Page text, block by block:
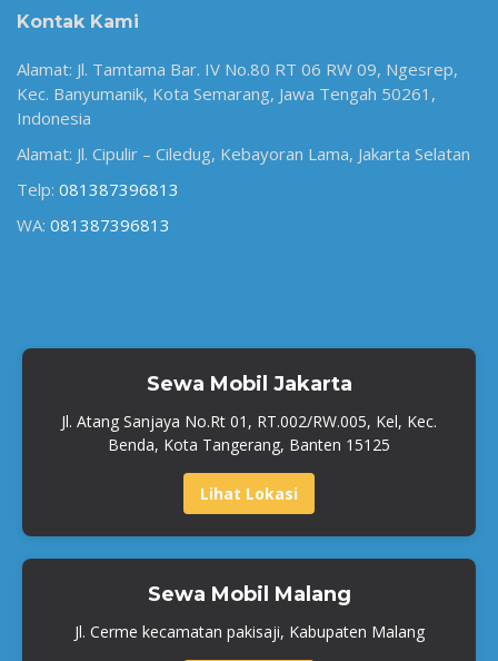
Kontak Kami
Alamat: Jl. Tamtama Bar. IV No.80 RT 06 RW 09, Ngesrep,
Kec. Banyumanik, Kota Semarang, Jawa Tengah 50261,
Indonesia
Alamat: Jl. Cipulir – Ciledug, Kebayoran Lama, Jakarta Selatan
Telp: 081387396813
WA: 081387396813
Sewa Mobil Jakarta
Jl. Atang Sanjaya No.Rt 01, RT.002/RW.005, Kel, Kec.
Benda, Kota Tangerang, Banten 15125
Lihat Lokasi
Sewa Mobil Malang
Jl. Cerme kecamatan pakisaji, Kabupaten Malang